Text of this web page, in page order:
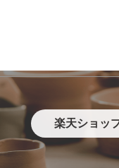
楽天ショッ